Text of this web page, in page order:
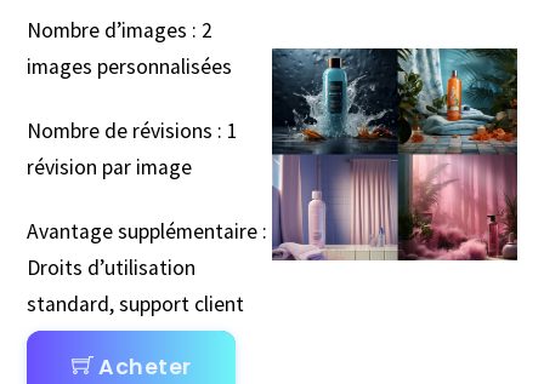
Nombre d’images : 2
images personnalisées
Nombre de révisions : 1
révision par image
Avantage supplémentaire :
Droits d’utilisation
standard, support client
Acheter